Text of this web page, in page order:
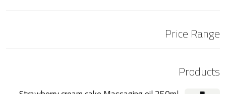
Price Range
Products